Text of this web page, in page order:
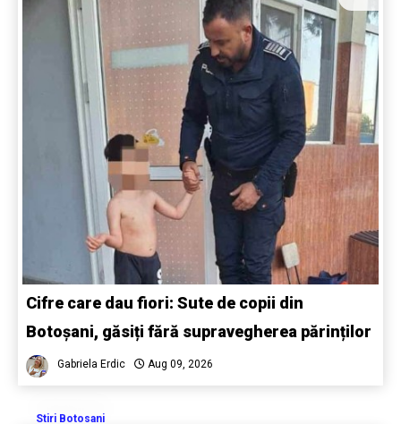
Cifre care dau fiori: Sute de copii din
Botoșani, găsiți fără supravegherea părinților
Gabriela Erdic Aug 09, 2026
Stiri Botosani